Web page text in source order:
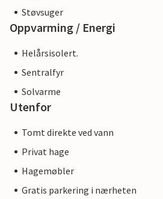
Støvsuger
Oppvarming / Energi
Helårsisolert.
Sentralfyr
Solvarme
Utenfor
Tomt direkte ved vann
Privat hage
Hagemøbler
Gratis parkering i nærheten